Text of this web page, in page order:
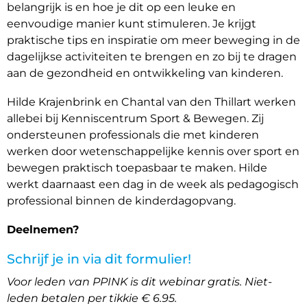
belangrijk is en hoe je dit op een leuke en
eenvoudige manier kunt stimuleren. Je krijgt
praktische tips en inspiratie om meer beweging in de
dagelijkse activiteiten te brengen en zo bij te dragen
aan de gezondheid en ontwikkeling van kinderen.
Hilde Krajenbrink en Chantal van den Thillart werken
allebei bij Kenniscentrum Sport & Bewegen. Zij
ondersteunen professionals die met kinderen
werken door wetenschappelijke kennis over sport en
bewegen praktisch toepasbaar te maken. Hilde
werkt daarnaast een dag in de week als pedagogisch
professional binnen de kinderdagopvang.
Deelnemen?
Schrijf je in via dit formulier!
Voor leden van PPINK is dit webinar gratis. Niet-
leden betalen per tikkie € 6.95.